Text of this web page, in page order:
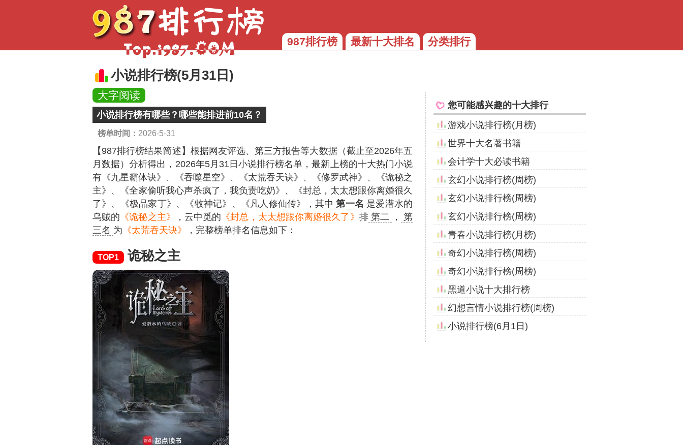
987排行榜 最新十大排名 分类排行
小说排行榜(5月31日)
大字阅读
小说排行榜有哪些？哪些能排进前10名？
榜单时间： 2026-5-31
【987排行榜结果简述】 根据网友评选、第三方报告等大数据（截止至2026年五
月数据）分析得出，2026年5月31日小说排行榜名单，最新上榜的十大热门小说
有《九星霸体诀》、《吞噬星空》、《太荒吞天诀》、《修罗武神》、《诡秘之
主》、《全家偷听我心声杀疯了，我负责吃奶》、《封总，太太想跟你离婚很久
了》、《极品家丁》、《牧神记》、《凡人修仙传》，其中 第一名 是爱潜水的
乌贼的 《诡秘之主》 ，云中觅的 《封总，太太想跟你离婚很久了》 排 第二 ，
第
三名 为 《太荒吞天诀》 ，完整榜单排名信息如下：
TOP1 诡秘之主
您可能感兴趣的十大排行
游戏小说排行榜(月榜)
世界十大名著书籍
会计学十大必读书籍
玄幻小说排行榜(周榜)
玄幻小说排行榜(周榜)
玄幻小说排行榜(周榜)
青春小说排行榜(月榜)
奇幻小说排行榜(周榜)
奇幻小说排行榜(周榜)
黑道小说十大排行榜
幻想言情小说排行榜(周榜)
小说排行榜(6月1日)